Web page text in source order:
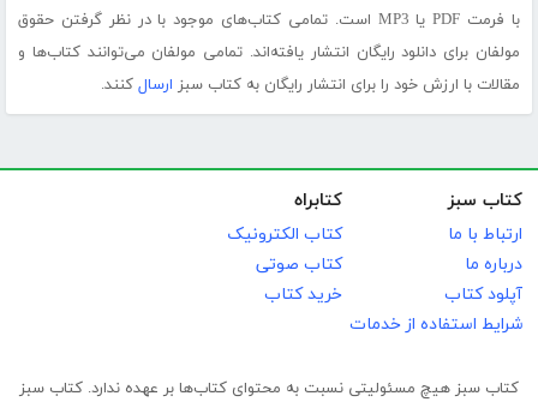
با فرمت PDF یا MP3 است. تمامی کتاب‌های موجود با در نظر گرفتن حقوق
مولفان برای دانلود رایگان انتشار یافته‌اند. تمامی مولفان می‌توانند کتاب‌ها و
مقالات با ارزش خود را برای انتشار رایگان به کتاب سبز ارسال کنند.
کتاب سبز
ارتباط با ما
درباره ما
آپلود کتاب
شرایط استفاده از خدمات
کتابراه
کتاب الکترونیک
کتاب صوتی
خرید کتاب
کتاب سبز هیچ مسئولیتی نسبت به محتوای کتاب‌ها بر عهده ندارد. کتاب سبز